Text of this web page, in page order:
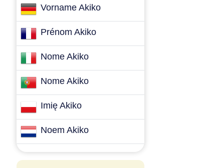
Vorname Akiko
Prénom Akiko
Nome Akiko
Nome Akiko
Imię Akiko
Noem Akiko